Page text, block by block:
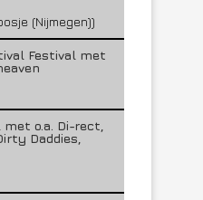
(Nijmegen))
Festival met
o.a. Di-rect,
Daddies,